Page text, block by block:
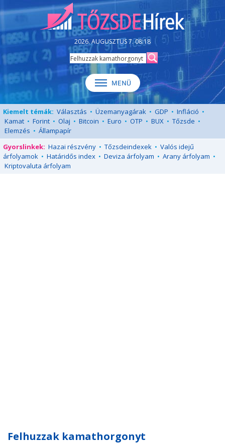
2026. AUGUSZTUS 7. 08:18
Kiemelt témák: Választás • Üzemanyagárak • GDP • Infláció •
Kamat • Forint • Olaj • Bitcoin • Euro • OTP • BUX • Tőzsde •
Elemzés • Állampapír
Gyorslinkek: Hazai részvény • Tőzsdeindexek • Valós idejű
árfolyamok • Határidős index • Deviza árfolyam • Arany árfolyam •
Kriptovaluta árfolyam
Felhuzzak kamathorgonyt